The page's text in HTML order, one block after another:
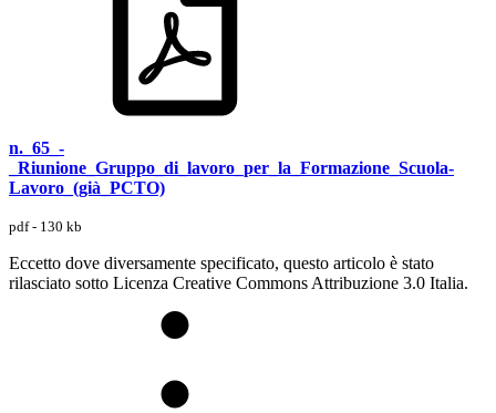
n._65_-
_Riunione_Gruppo_di_lavoro_per_la_Formazione_Scuola-
Lavoro_(già_PCTO)
pdf - 130 kb
Eccetto dove diversamente specificato, questo articolo è stato
rilasciato sotto Licenza Creative Commons Attribuzione 3.0 Italia.